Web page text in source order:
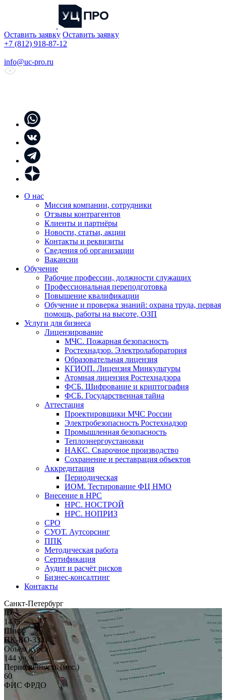
Оставить заявку Оставить заявку
+7 (812) 918-87-12
info@uc-pro.ru
О нас
Миссия компании, сотрудники
Отзывы контрагентов
Клиенты и партнёры
Новости, статьи, акции
Контакты и реквизиты
Сведения об организации
Вакансии
Обучение
Рабочие профессии, должности служащих
Профессиональная переподготовка
Повышение квалификации
Обучение и проверка знаний: охрана труда, первая
помощь, работы на высоте, ОЗП
Услуги для бизнеса
Лицензирование
МЧС. Пожарная безопасность
Ростехнадзор. Электролаборатория
Образовательная лицензия
КГИОП. Лицензия Минкультуры
Атомная лицензия Ростехнадзора
ФСБ. Шифрование и криптография
ФСБ. Государственная тайна
Аттестация
Проектировщики МЧС России
Электробезопасность Ростехнадзор
Промышленная безопасность
Теплоэнергоустановки
НАКС. Сварочное производство
Сохранение и реставрация объектов
Аккредитация
Периодическая
ИОМ. Тестирование ФЦ НМО
Внесение в НРС
НРС. НОСТРОЙ
НРС. НОПРИЗ
СРО
СУОТ. Аутсорсинг
ППК
Методическая работа
Сертификация
Аудит и расчёт рисков
Бизнес-консалтинг
Контакты
Санкт-Петербург
ID
1435
Шифр
ПК-ВО-332
Объём курса
144 уч. ч.
Периодичность (мес.)
60
ФИС ФРДО